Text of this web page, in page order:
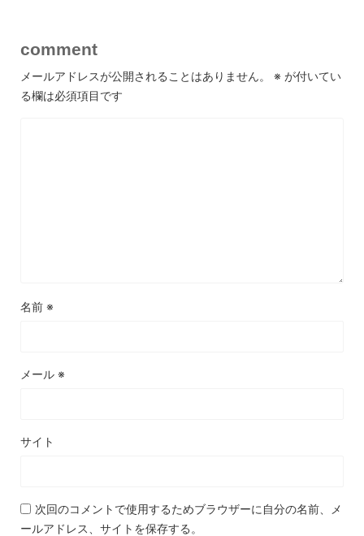
comment
メールアドレスが公開されることはありません。 ※ が付いてい
る欄は必須項目です
名前 ※
メール ※
サイト
次回のコメントで使用するためブラウザーに自分の名前、メ
ールアドレス、サイトを保存する。